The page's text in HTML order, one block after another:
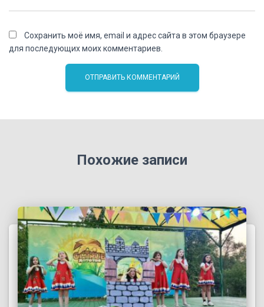
Сохранить моё имя, email и адрес сайта в этом браузере
для последующих моих комментариев.
Похожие записи